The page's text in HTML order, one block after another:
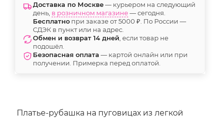
Доставка по Москве— курьером на следующий
день, в розничном магазине— сегодня.
Бесплатно при заказе от 5000 ₽. По России —
СДЭК в пункт или на адрес.
Обмен и возврат 14 дней, если товар не
подошёл.
Безопасная оплата — картой онлайн или при
получении. Примерка перед оплатой.
Платье-рубашка на пуговицах из легкой